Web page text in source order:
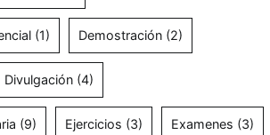
(1) Demostración (2)
Divulgación (4)
(9) Ejercicios (3) Examenes (3)